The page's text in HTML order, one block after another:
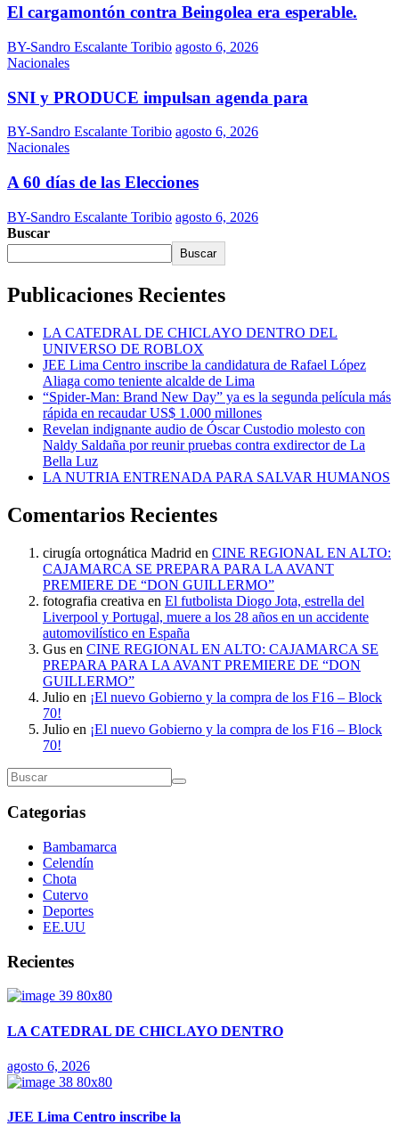
El cargamontón contra Beingolea era esperable.
BY-Sandro Escalante Toribio agosto 6, 2026
Nacionales
SNI y PRODUCE impulsan agenda para
BY-Sandro Escalante Toribio agosto 6, 2026
Nacionales
A 60 días de las Elecciones
BY-Sandro Escalante Toribio agosto 6, 2026
Buscar
Buscar
Publicaciones Recientes
LA CATEDRAL DE CHICLAYO DENTRO DEL
UNIVERSO DE ROBLOX
JEE Lima Centro inscribe la candidatura de Rafael López
Aliaga como teniente alcalde de Lima
“Spider-Man: Brand New Day” ya es la segunda película más
rápida en recaudar US$ 1.000 millones
Revelan indignante audio de Óscar Custodio molesto con
Naldy Saldaña por reunir pruebas contra exdirector de La
Bella Luz
LA NUTRIA ENTRENADA PARA SALVAR HUMANOS
Comentarios Recientes
cirugía ortognática Madrid en CINE REGIONAL EN ALTO:
CAJAMARCA SE PREPARA PARA LA AVANT
PREMIERE DE “DON GUILLERMO”
fotografia creativa en El futbolista Diogo Jota, estrella del
Liverpool y Portugal, muere a los 28 años en un accidente
automovilístico en España
Gus en CINE REGIONAL EN ALTO: CAJAMARCA SE
PREPARA PARA LA AVANT PREMIERE DE “DON
GUILLERMO”
Julio en ¡El nuevo Gobierno y la compra de los F16 – Block
70!
Julio en ¡El nuevo Gobierno y la compra de los F16 – Block
70!
Categorias
Bambamarca
Celendín
Chota
Cutervo
Deportes
EE.UU
Recientes
LA CATEDRAL DE CHICLAYO DENTRO
agosto 6, 2026
JEE Lima Centro inscribe la